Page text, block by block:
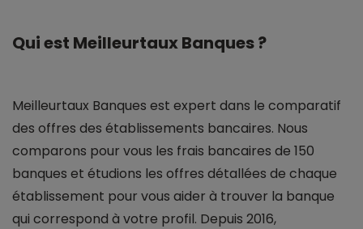
Qui est Meilleurtaux Banques ?
Meilleurtaux Banques est expert dans le comparatif
des offres des établissements bancaires. Nous
comparons pour vous les frais bancaires de 150
banques et étudions les offres détallées de chaque
établissement pour vous aider à trouver la banque
qui correspond à votre profil. Depuis 2016,